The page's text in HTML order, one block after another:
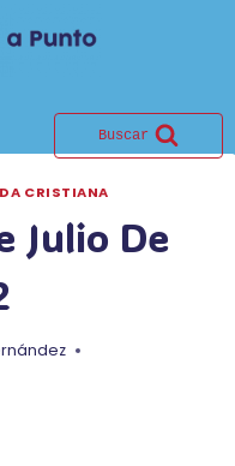
Buscar
CRISTIANA
Julio De